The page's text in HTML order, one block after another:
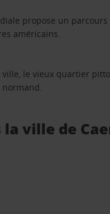
propose un
américains.
le vieux quartier
ville de